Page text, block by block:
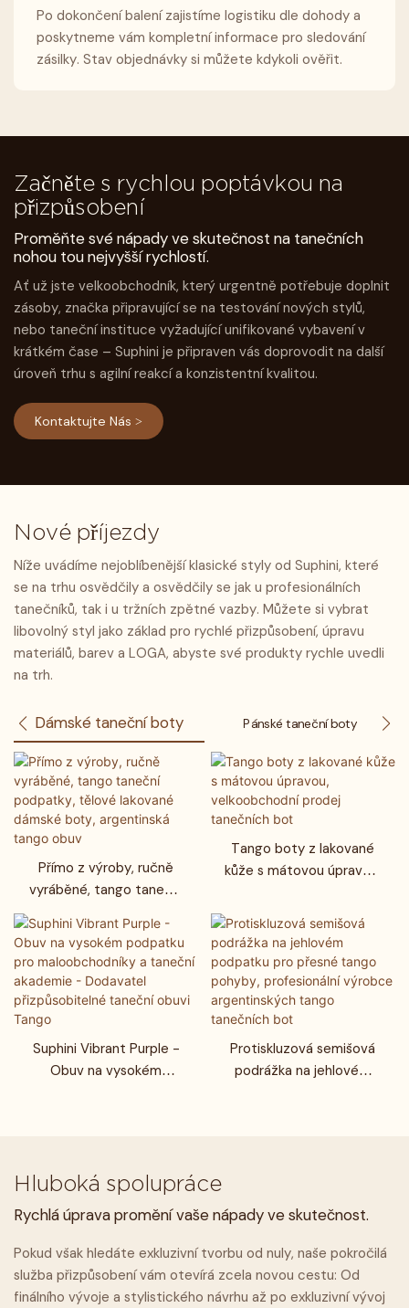
Po dokončení balení zajistíme logistiku dle dohody a
poskytneme vám kompletní informace pro sledování
zásilky. Stav objednávky si můžete kdykoli ověřit.
Začněte s rychlou poptávkou na
přizpůsobení
Proměňte své nápady ve skutečnost na tanečních
nohou tou nejvyšší rychlostí.
Ať už jste velkoobchodník, který urgentně potřebuje doplnit
zásoby, značka připravující se na testování nových stylů,
nebo taneční instituce vyžadující unifikované vybavení v
krátkém čase – Suphini je připraven vás doprovodit na další
úroveň trhu s agilní reakcí a konzistentní kvalitou.
Kontaktujte Nás >
Nové příjezdy
Níže uvádíme nejoblíbenější klasické styly od Suphini, které
se na trhu osvědčily a osvědčily se jak u profesionálních
tanečníků, tak i u tržních zpětné vazby. Můžete si vybrat
libovolný styl jako základ pro rychlé přizpůsobení, úpravu
materiálů, barev a LOGA, abyste své produkty rychle uvedli
na trh.
Dámské taneční boty Pánské taneční boty
Přímo z výroby, ručně
vyráběné, tango taneční
lakované dámské boty,
argentinská tango obuv
Tango boty z lakované
kůže s mátovou úpravou,
tanečních bot
Suphini Vibrant Purple -
Obuv na vysokém
přizpůsobitelné taneční
Protiskluzová semišová
podrážka na jehlovém
Hluboká spolupráce
Rychlá úprava promění vaše nápady ve skutečnost.
Pokud však hledáte exkluzivní tvorbu od nuly, naše pokročilá
služba přizpůsobení vám otevírá zcela novou cestu: Od
finálního vývoje a stylistického návrhu až po exkluzivní vývoj